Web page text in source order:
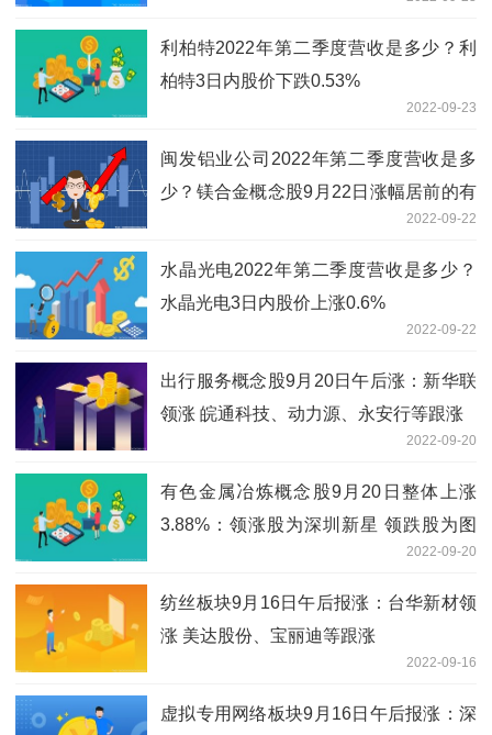
利柏特2022年第二季度营收是多少？利
柏特3日内股价下跌0.53%
2022-09-23
闽发铝业公司2022年第二季度营收是多
少？镁合金概念股9月22日涨幅居前的有
2022-09-22
水晶光电2022年第二季度营收是多少？
水晶光电3日内股价上涨0.6%
2022-09-22
出行服务概念股9月20日午后涨：新华联
领涨 皖通科技、动力源、永安行等跟涨
2022-09-20
有色金属冶炼概念股9月20日整体上涨
3.88%：领涨股为深圳新星 领跌股为图
2022-09-20
纺丝板块9月16日午后报涨：台华新材领
涨 美达股份、宝丽迪等跟涨
2022-09-16
虚拟专用网络板块9月16日午后报涨：深